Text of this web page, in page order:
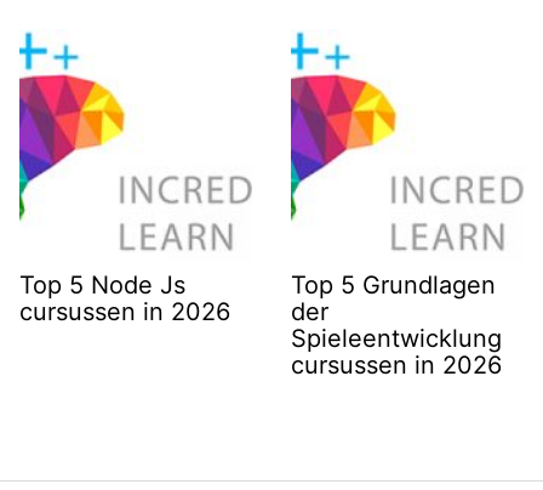
Top 5 Node Js
cursussen in 2026
Top 5 Grundlagen
der
Spieleentwicklung
cursussen in 2026